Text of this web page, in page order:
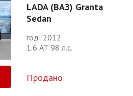
LADA (ВАЗ) Granta
Sedan
год: 2012
1.6 АТ 98 л.с.
Продано